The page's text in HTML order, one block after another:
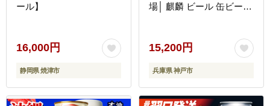
ール】
16,000円
静岡県 焼津市
場│ 麒麟 ビール 缶ビール
日 敬老の日 誕生日
15,200円
兵庫県 神戸市